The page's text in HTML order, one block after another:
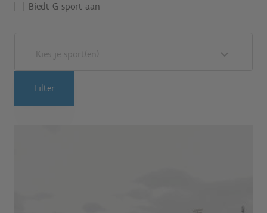
Biedt G-sport aan
Kies je sport(en)
Filter